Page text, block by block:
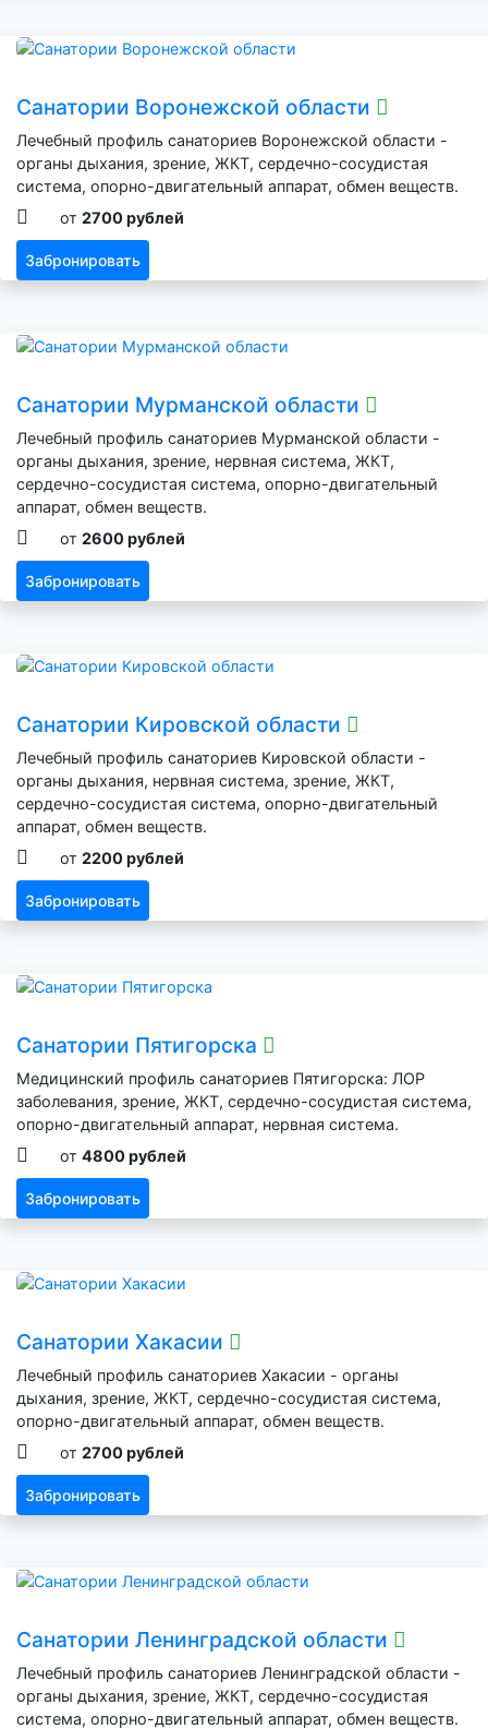
Санатории Воронежской области
Лечебный профиль санаториев Воронежской области -
органы дыхания, зрение, ЖКТ, сердечно-сосудистая
система, опорно-двигательный аппарат, обмен веществ.
от 2700 рублей
Забронировать
Санатории Мурманской области
Лечебный профиль санаториев Мурманской области -
органы дыхания, зрение, нервная система, ЖКТ,
сердечно-сосудистая система, опорно-двигательный
аппарат, обмен веществ.
от 2600 рублей
Забронировать
Санатории Кировской области
Лечебный профиль санаториев Кировской области -
органы дыхания, нервная система, зрение, ЖКТ,
сердечно-сосудистая система, опорно-двигательный
аппарат, обмен веществ.
от 2200 рублей
Забронировать
Санатории Пятигорска
Медицинский профиль санаториев Пятигорска: ЛОР
заболевания, зрение, ЖКТ, сердечно-сосудистая система,
опорно-двигательный аппарат, нервная система.
от 4800 рублей
Забронировать
Санатории Хакасии
Лечебный профиль санаториев Хакасии - органы
дыхания, зрение, ЖКТ, сердечно-сосудистая система,
опорно-двигательный аппарат, обмен веществ.
от 2700 рублей
Забронировать
Санатории Ленинградской области
Лечебный профиль санаториев Ленинградской области -
органы дыхания, зрение, ЖКТ, сердечно-сосудистая
система, опорно-двигательный аппарат, обмен веществ.